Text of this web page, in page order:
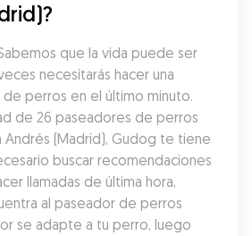
que la vida puede ser
necesitarás hacer una
perros en el último minuto.
de 26 paseadores de perros
Andrés (Madrid), Gudog te tiene
buscar recomendaciones
llamadas de última hora,
al paseador de perros
se adapte a tu perro, luego